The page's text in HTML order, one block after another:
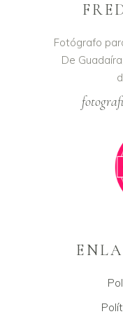
Fotógrafo
De